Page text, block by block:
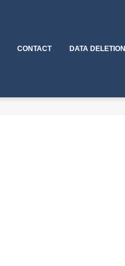
CONTACT DATA DELETION